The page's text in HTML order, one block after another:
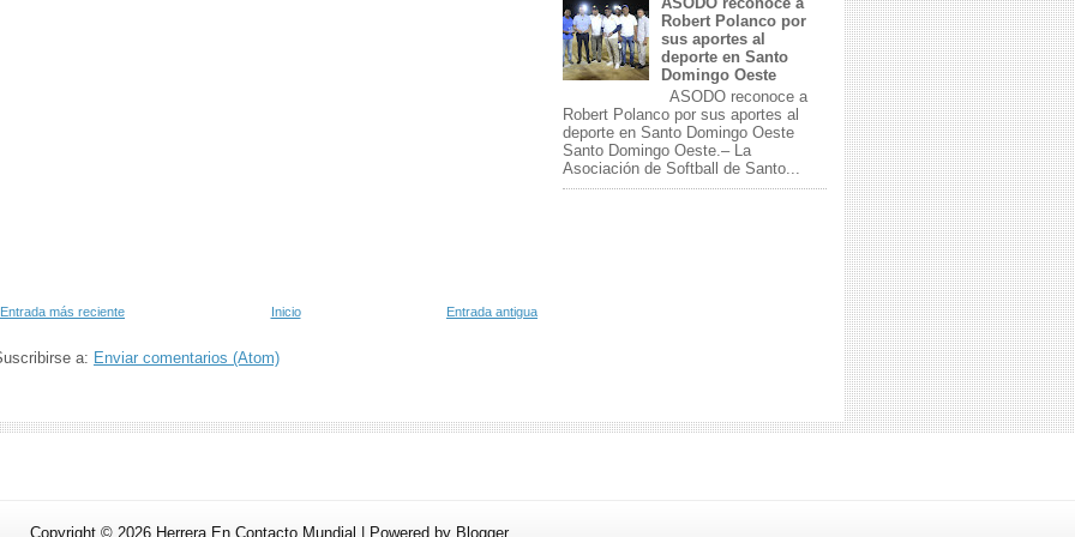
Entrada más reciente Entrada antigua
Inicio
a: Enviar comentarios (Atom)
Robert Polanco por
sus aportes al
deporte en Santo
Domingo Oeste
ASODO reconoce a
Robert Polanco por sus aportes al
deporte en Santo Domingo Oeste
Santo Domingo Oeste.– La
Asociación de Softball de Santo...
Copyright © 2026 Herrera En Contacto Mundial | Powered by Blogger